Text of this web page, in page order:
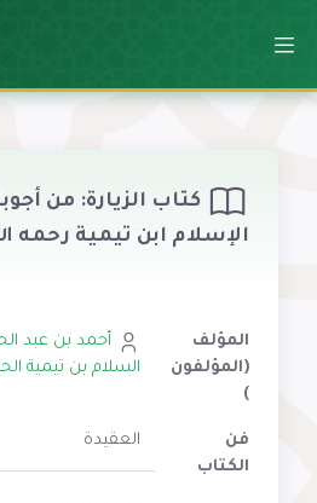
كتاب الزيارة: من
الإسلام ابن تيمية رحمه
المؤلف
(المؤلفون
)
أحمد بن عبد
السلام بن تيمية
فن
الكتاب
العقيدة